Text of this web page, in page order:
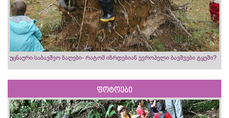
უცნაური საბავშვო ბაღები- რატომ იზრდებიან ევროპელი ბავშვები ტყეში?
ფოტოები